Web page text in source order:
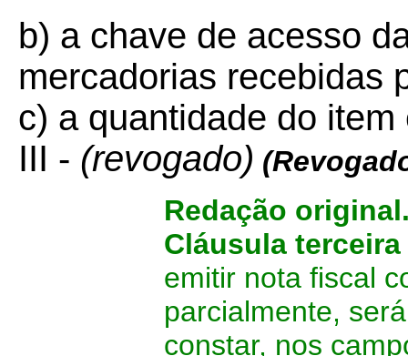
b) a chave de acesso
mercadorias recebidas
c) a quantidade do
III - (revogado)
Redação
Cláusula terceira
emitir nota fiscal
parcialmente,
constar, nos